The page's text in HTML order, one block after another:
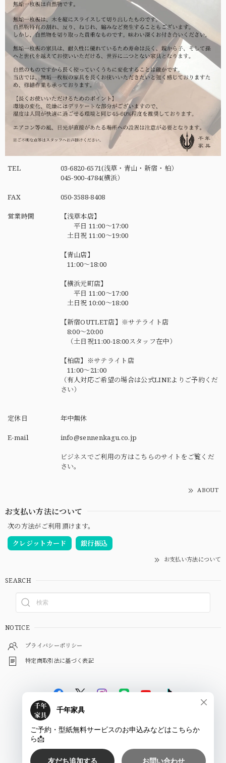
TEL
03-6820-6571(浅草・青山・新宿・柏）
045-900-4784(横浜）
FAX 050-3588-8408
営業時間
【浅草本店】
平日 11:00～17:00
土日祝 11:00～19:00
【青山店】
11:00～18:00
【横浜元町店】
平日 11:00～17:00
土日祝 10:00～18:00
【新宿OUTLET店】※サテライト店
8:00～20:00
（土日祝11:00-18:00スタッフ在中）
【柏店】※サテライト店
11:00～21:00
（有人対応ご希望の場合は公式LINEよりご予約くだ
さい）
定休日 年中無休
E-mail info@sennenkagu.co.jp
ビジネスでご利用の方はこちらのサイトをご覧くだ
さい。
ABOUT
お支払い方法について
次の方法がご利用頂けます。
クレジットカード
銀行振込
お支払い方法について
SEARCH
NOTICE
プライバシーポリシー
特定商取引法に基づく表記
千年家具 - 一枚板 テーブル専門店